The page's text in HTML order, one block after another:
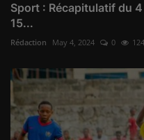
Sport : Récapitulatif du
15...
Rédaction May 4, 2024 0 124